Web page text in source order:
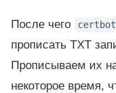
После чего certbot
прописать TXT
Прописываем их
некоторое время,